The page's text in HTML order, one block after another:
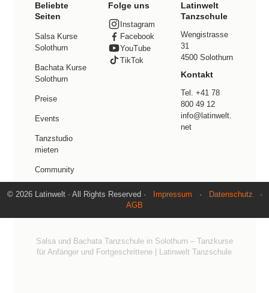
Beliebte
Seiten
Salsa Kurse
Solothurn
Bachata Kurse
Solothurn
Preise
Events
Tanzstudio
mieten
Community
Folge uns
Instagram
Facebook
YouTube
TikTok
Latinwelt
Tanzschule
Wengistrasse
31
4500 Solothurn
Kontakt
Tel. +41 78
800 49 12
info@latinwelt.
net
© 2026 Latinwelt · All Rights Reserved · Impressum · Datenschutz
·
AGB
Salsa und Bachata Tanzschule in Solothurn – Tanzkurse
für Anfänger und Fortgeschrittene | Latinwelt Tanzschule